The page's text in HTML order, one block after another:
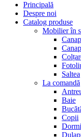
Principală
Despre noi
Catalog produse
Mobilier în
Saltea
La comandă
Baie
Copii